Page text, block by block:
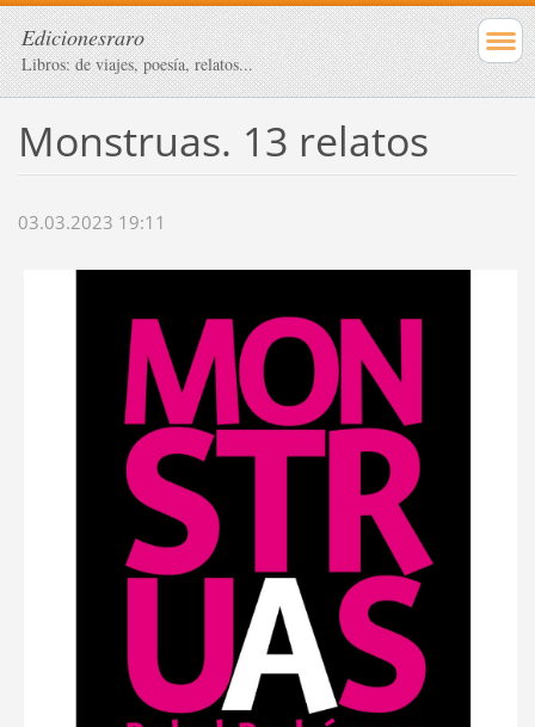
Edicionesraro
Libros: de viajes, poesía, relatos...
Monstruas. 13 relatos
03.03.2023 19:11